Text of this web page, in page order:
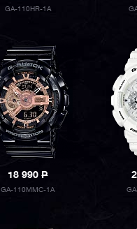
GA-110HR-1A
18 990P
GA-110MMC-1A